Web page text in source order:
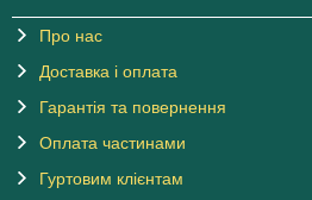
Про нас
Доставка і оплата
Гарантія та повернення
Оплата частинами
Гуртовим клієнтам